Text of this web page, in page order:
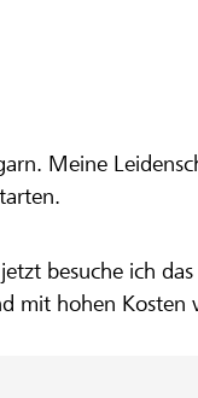
Meine
besuche ich
mit hohen